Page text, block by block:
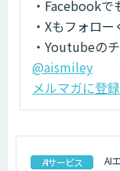
・Facebook
・Xもフォロ
・Youtubeの
@aismiley
メルマガに登
AIサービス AI